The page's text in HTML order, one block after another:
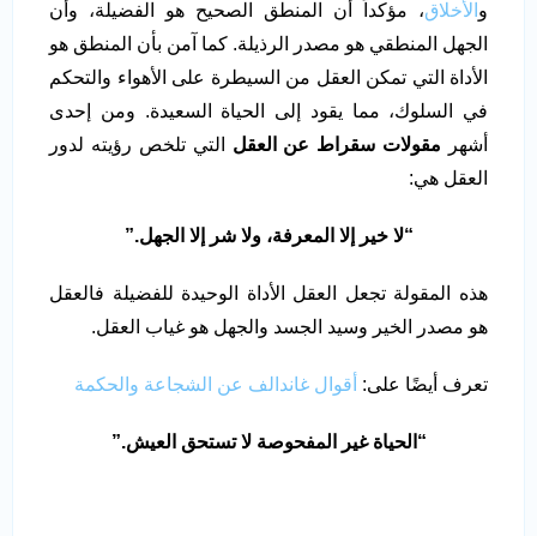
و الأخلاق، مؤكداً أن المنطق الصحيح هو الفضيلة، وأن
الجهل المنطقي هو مصدر الرذيلة. كما آمن بأن المنطق هو
الأداة التي تمكن العقل من السيطرة على الأهواء والتحكم
في السلوك، مما يقود إلى الحياة السعيدة. ومن إحدى
أشهر مقولات سقراط عن العقل
التي تلخص رؤيته لدور
العقل هي:
“لا خير إلا المعرفة، ولا شر إلا الجهل.”
هذه المقولة تجعل العقل الأداة الوحيدة للفضيلة فالعقل
هو مصدر الخير وسيد الجسد والجهل هو غياب العقل.
تعرف أيضًا على: أقوال غاندالف عن الشجاعة والحكمة
“ الحياة غير المفحوصة لا تستحق العيش.”